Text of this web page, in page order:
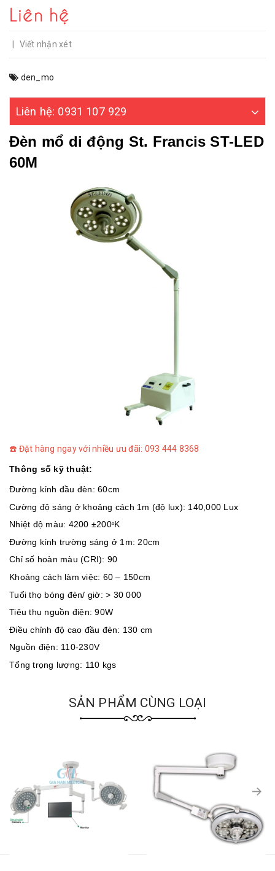
Liên hệ
Viết nhận xét
den_mo
Liên hệ: 0931 107 929
Đèn mổ di động St. Francis ST-LED
60M
☎️ Đặt hàng ngay với nhiều ưu đãi: 093 444 8368
Thông số kỹ thuật:
Đường kính đầu đèn: 60cm
Cường độ sáng ở khoảng cách 1m (độ lux): 140,000 Lux
Nhiệt độ màu: 4200 ±200oK
Đường kính trường sáng ở 1m: 20cm
Chỉ số hoàn màu (CRI): 90
Khoảng cách làm việc: 60 – 150cm
Tuổi thọ bóng đèn/ giờ: > 30 000
Tiêu thụ nguồn điện: 90W
Điều chỉnh độ cao đầu đèn: 130 cm
Nguồn điện: 110-230V
Tổng trọng lượng: 110 kgs
SẢN PHẨM CÙNG LOẠI